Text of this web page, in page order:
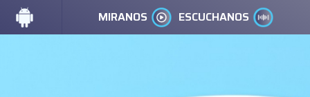
MIRANOS ESCUCHANOS